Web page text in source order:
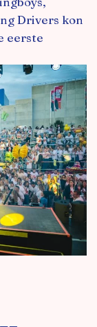
Drivers kon
eerste